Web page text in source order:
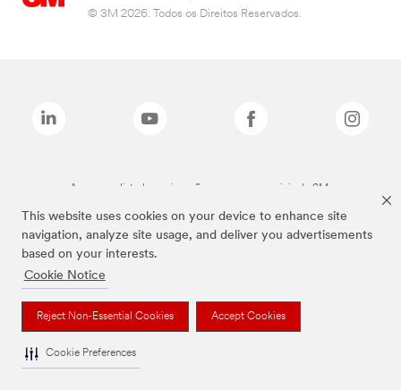
This website uses cookies on your device to enhance site
navigation, analyze site usage, and deliver you advertisements
based on your interests.
Cookie Notice
Reject Non-Essential Cookies Accept Cookies
Cookie Preferences
© 3M 2026. Todos os Direitos Reservados.
As marcas listadas a cima são marcas comerciais da 3M.